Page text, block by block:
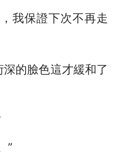
保證下次不再走
的臉色這才緩和了
”